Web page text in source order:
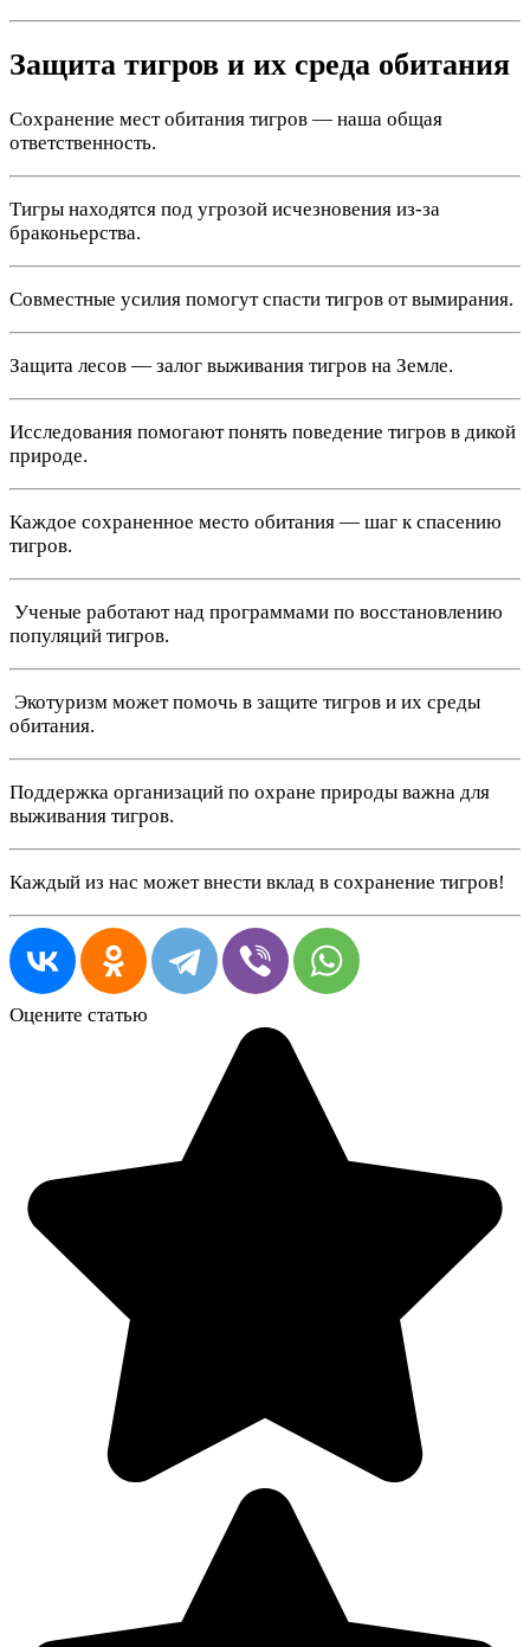
Защита тигров и их среда обитания
Сохранение мест обитания тигров — наша общая
ответственность.
Тигры находятся под угрозой исчезновения из-за
браконьерства.
Совместные усилия помогут спасти тигров от вымирания.
Защита лесов — залог выживания тигров на Земле.
Исследования помогают понять поведение тигров в дикой
природе.
Каждое сохраненное место обитания — шаг к спасению
тигров.
‍ Ученые работают над программами по восстановлению
популяций тигров.
️ Экотуризм может помочь в защите тигров и их среды
обитания.
Поддержка организаций по охране природы важна для
выживания тигров.
Каждый из нас может внести вклад в сохранение тигров!
Оцените статью